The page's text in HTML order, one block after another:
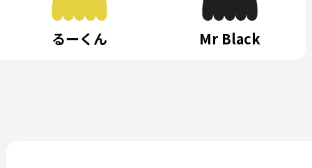
るーくん Mr Black